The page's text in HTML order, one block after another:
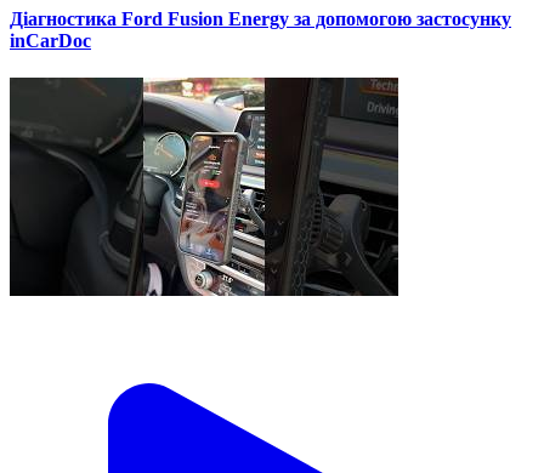
Діагностика Ford Fusion Energy за допомогою застосунку
inCarDoc